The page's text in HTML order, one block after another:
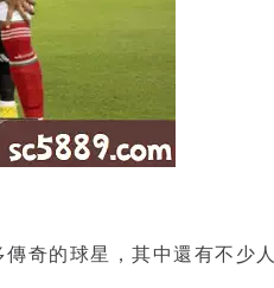
奇的球星，其中還有不少